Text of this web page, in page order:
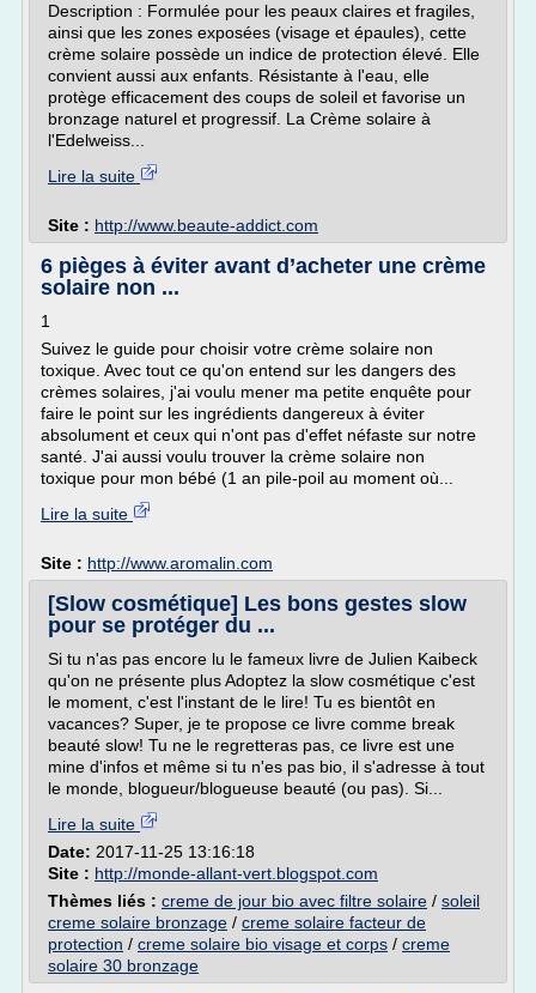
Description : Formulée pour les peaux claires et fragiles,
ainsi que les zones exposées (visage et épaules), cette
crème solaire possède un indice de protection élevé. Elle
convient aussi aux enfants. Résistante à l'eau, elle
protège efficacement des coups de soleil et favorise un
bronzage naturel et progressif. La Crème solaire à
l'Edelweiss...
Lire la suite
Site : http://www.beaute-addict.com
6 pièges à éviter avant d’acheter une crème
solaire non ...
1
Suivez le guide pour choisir votre crème solaire non
toxique. Avec tout ce qu'on entend sur les dangers des
crèmes solaires, j'ai voulu mener ma petite enquête pour
faire le point sur les ingrédients dangereux à éviter
absolument et ceux qui n'ont pas d'effet néfaste sur notre
santé. J'ai aussi voulu trouver la crème solaire non
toxique pour mon bébé (1 an pile-poil au moment où...
Lire la suite
Site : http://www.aromalin.com
[Slow cosmétique] Les bons gestes slow
pour se protéger du ...
Si tu n'as pas encore lu le fameux livre de Julien Kaibeck
qu'on ne présente plus Adoptez la slow cosmétique c'est
le moment, c'est l'instant de le lire! Tu es bientôt en
vacances? Super, je te propose ce livre comme break
beauté slow! Tu ne le regretteras pas, ce livre est une
mine d'infos et même si tu n'es pas bio, il s'adresse à tout
le monde, blogueur/blogueuse beauté (ou pas). Si...
Lire la suite
Date: 2017-11-25 13:16:18
Site : http://monde-allant-vert.blogspot.com
Thèmes liés : creme de jour bio avec filtre solaire / soleil
creme solaire bronzage / creme solaire facteur de
protection / creme solaire bio visage et corps / creme
solaire 30 bronzage